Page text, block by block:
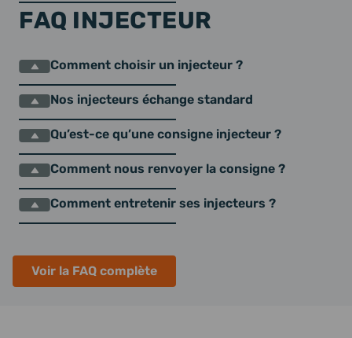
FAQ INJECTEUR
Comment choisir un injecteur ?
Nos injecteurs échange standard
Qu’est-ce qu’une consigne injecteur ?
Comment nous renvoyer la consigne ?
Comment entretenir ses injecteurs ?
Voir la FAQ complète